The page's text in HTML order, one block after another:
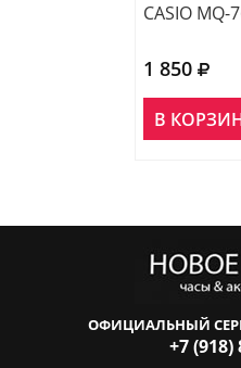
CASIO MQ-
1 850
В
ОФИЦИАЛЬНЫЙ
+7 (918)